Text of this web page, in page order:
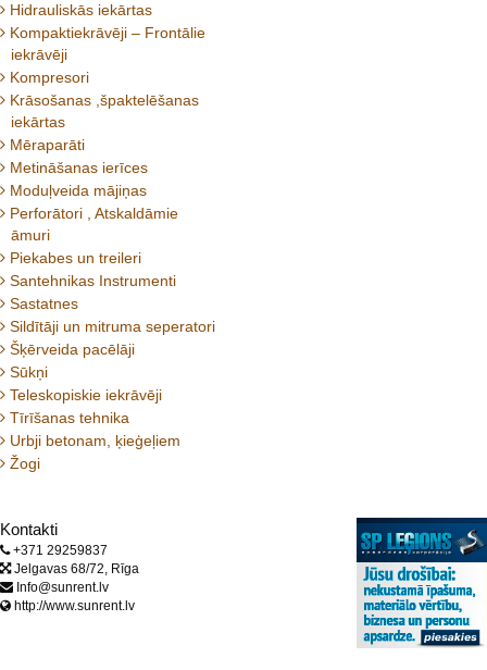
Hidrauliskās iekārtas
Kompaktiekrāvēji – Frontālie
iekrāvēji
Kompresori
Krāsošanas ,špaktelēšanas
iekārtas
Mēraparāti
Metināšanas ierīces
Moduļveida mājiņas
Perforātori , Atskaldāmie
āmuri
Piekabes un treileri
Santehnikas Instrumenti
Sastatnes
Sildītāji un mitruma seperatori
Šķērveida pacēlāji
Sūkņi
Teleskopiskie iekrāvēji
Tīrīšanas tehnika
Urbji betonam, ķieģeļiem
Žogi
Kontakti
+371 29259837
Jelgavas 68/72, Rīga
Info@sunrent.lv
http://www.sunrent.lv